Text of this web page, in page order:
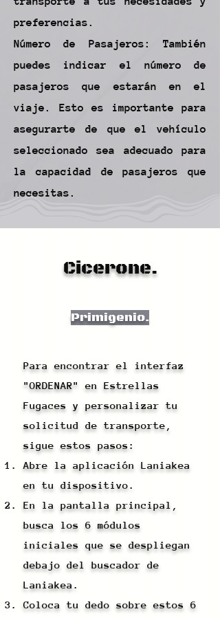
preferencias.
Número de Pasajeros: También
puedes indicar el número de
pasajeros que estarán en el
viaje. Esto es importante para
asegurarte de que el vehículo
seleccionado sea adecuado para
la capacidad de pasajeros que
necesitas.
Cicerone.
Primigenio.
Para encontrar el interfaz
"ORDENAR" en Estrellas
Fugaces y personalizar tu
solicitud de transporte,
sigue estos pasos:
Abre la aplicación Laniakea
en tu dispositivo.
En la pantalla principal,
busca los 6 módulos
iniciales que se despliegan
debajo del buscador de
Laniakea.
Coloca tu dedo sobre estos 6